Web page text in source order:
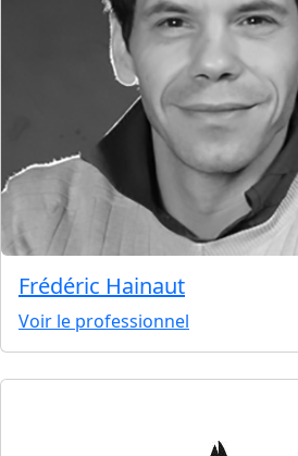
Frédéric Hainaut
Voir le professionnel